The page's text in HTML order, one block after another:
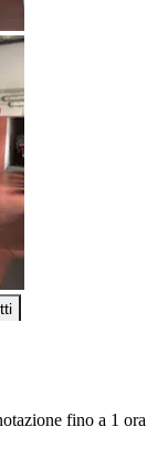
fino a 1 ora